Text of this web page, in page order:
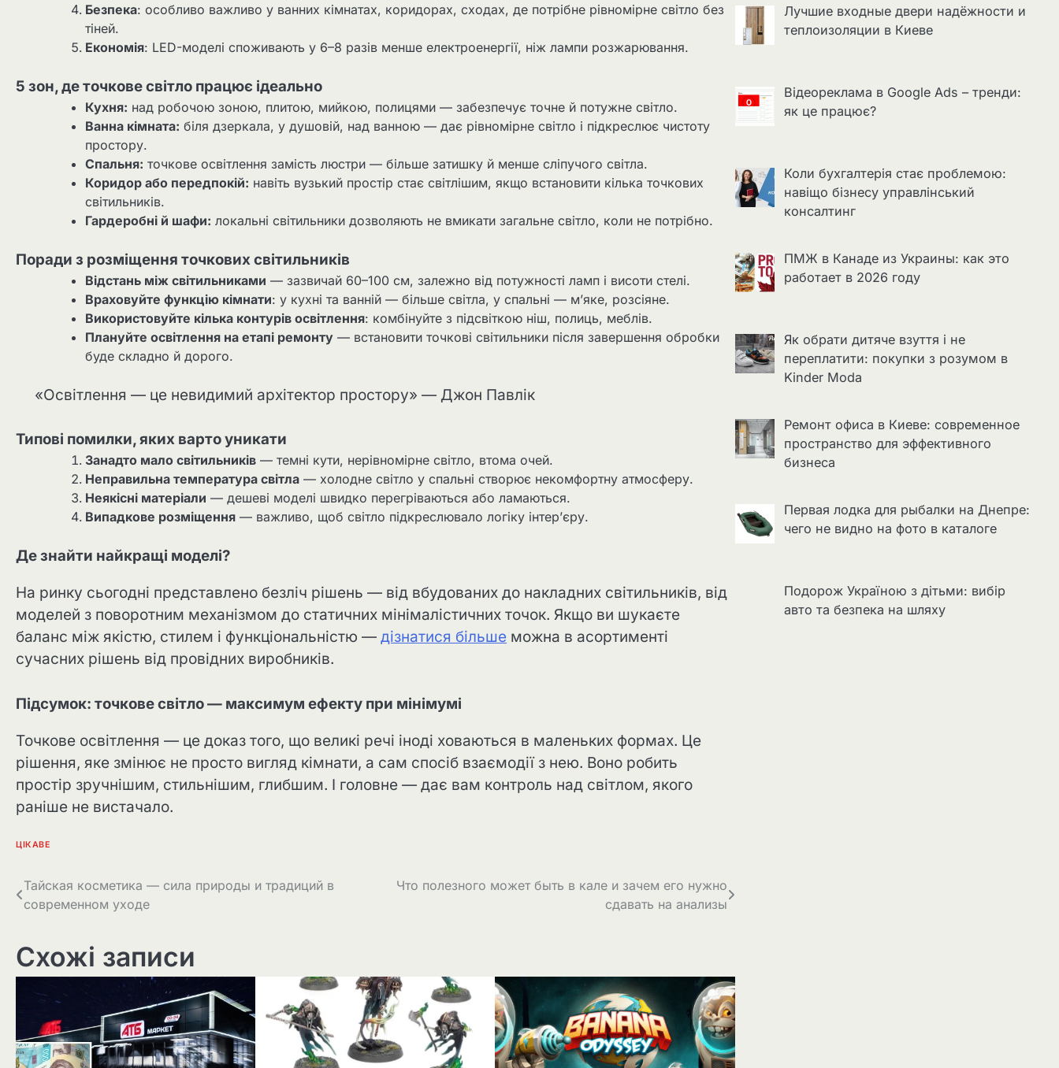
Безпека: особливо важливо у ванних кімнатах, коридорах, сходах, де потрібне рівномірне світло без
тіней.
Економія: LED-моделі споживають у 6–8 разів менше електроенергії, ніж лампи розжарювання.
5 зон, де точкове світло працює ідеально
Кухня: над робочою зоною, плитою, мийкою, полицями — забезпечує точне й потужне світло.
Ванна кімната: біля дзеркала, у душовій, над ванною — дає рівномірне світло і підкреслює чистоту
простору.
Спальня: точкове освітлення замість люстри — більше затишку й менше сліпучого світла.
Коридор або передпокій: навіть вузький простір стає світлішим, якщо встановити кілька точкових
світильників.
Гардеробні й шафи: локальні світильники дозволяють не вмикати загальне світло, коли не потрібно.
Поради з розміщення точкових світильників
Відстань між світильниками — зазвичай 60–100 см, залежно від потужності ламп і висоти стелі.
Враховуйте функцію кімнати: у кухні та ванній — більше світла, у спальні — м’яке, розсіяне.
Використовуйте кілька контурів освітлення: комбінуйте з підсвіткою ніш, полиць, меблів.
Плануйте освітлення на етапі ремонту — встановити точкові світильники після завершення обробки
буде складно й дорого.
«Освітлення — це невидимий архітектор простору» — Джон Павлік
Типові помилки, яких варто уникати
Занадто мало світильників — темні кути, нерівномірне світло, втома очей.
Неправильна температура світла — холодне світло у спальні створює некомфортну атмосферу.
Неякісні матеріали — дешеві моделі швидко перегріваються або ламаються.
Випадкове розміщення — важливо, щоб світло підкреслювало логіку інтер’єру.
Де знайти найкращі моделі?
На ринку сьогодні представлено безліч рішень — від вбудованих до накладних світильників, від
моделей з поворотним механізмом до статичних мінімалістичних точок. Якщо ви шукаєте
баланс між якістю, стилем і функціональністю — дізнатися більше можна в асортименті
сучасних рішень від провідних виробників.
Підсумок: точкове світло — максимум ефекту при мінімумі
Точкове освітлення — це доказ того, що великі речі іноді ховаються в маленьких формах. Це
рішення, яке змінює не просто вигляд кімнати, а сам спосіб взаємодії з нею. Воно робить
простір зручнішим, стильнішим, глибшим. І головне — дає вам контроль над світлом, якого
раніше не вистачало.
ЦІКАВЕ
Навігація
записів
Тайская косметика — сила природы и традиций в
современном уходе
Что полезного может быть в кале и зачем его нужно
сдавать на анализы
Схожі записи
Лучшие входные двери надёжности и
теплоизоляции в Киеве
Відеореклама в Google Ads – тренди:
як це працює?
Коли бухгалтерія стає проблемою:
навіщо бізнесу управлінський
консалтинг
ПМЖ в Канаде из Украины: как это
работает в 2026 году
Як обрати дитяче взуття і не
переплатити: покупки з розумом в
Kinder Moda
Ремонт офиса в Киеве: современное
пространство для эффективного
бизнеса
Первая лодка для рыбалки на Днепре:
чего не видно на фото в каталоге
Подорож Україною з дітьми: вибір
авто та безпека на шляху